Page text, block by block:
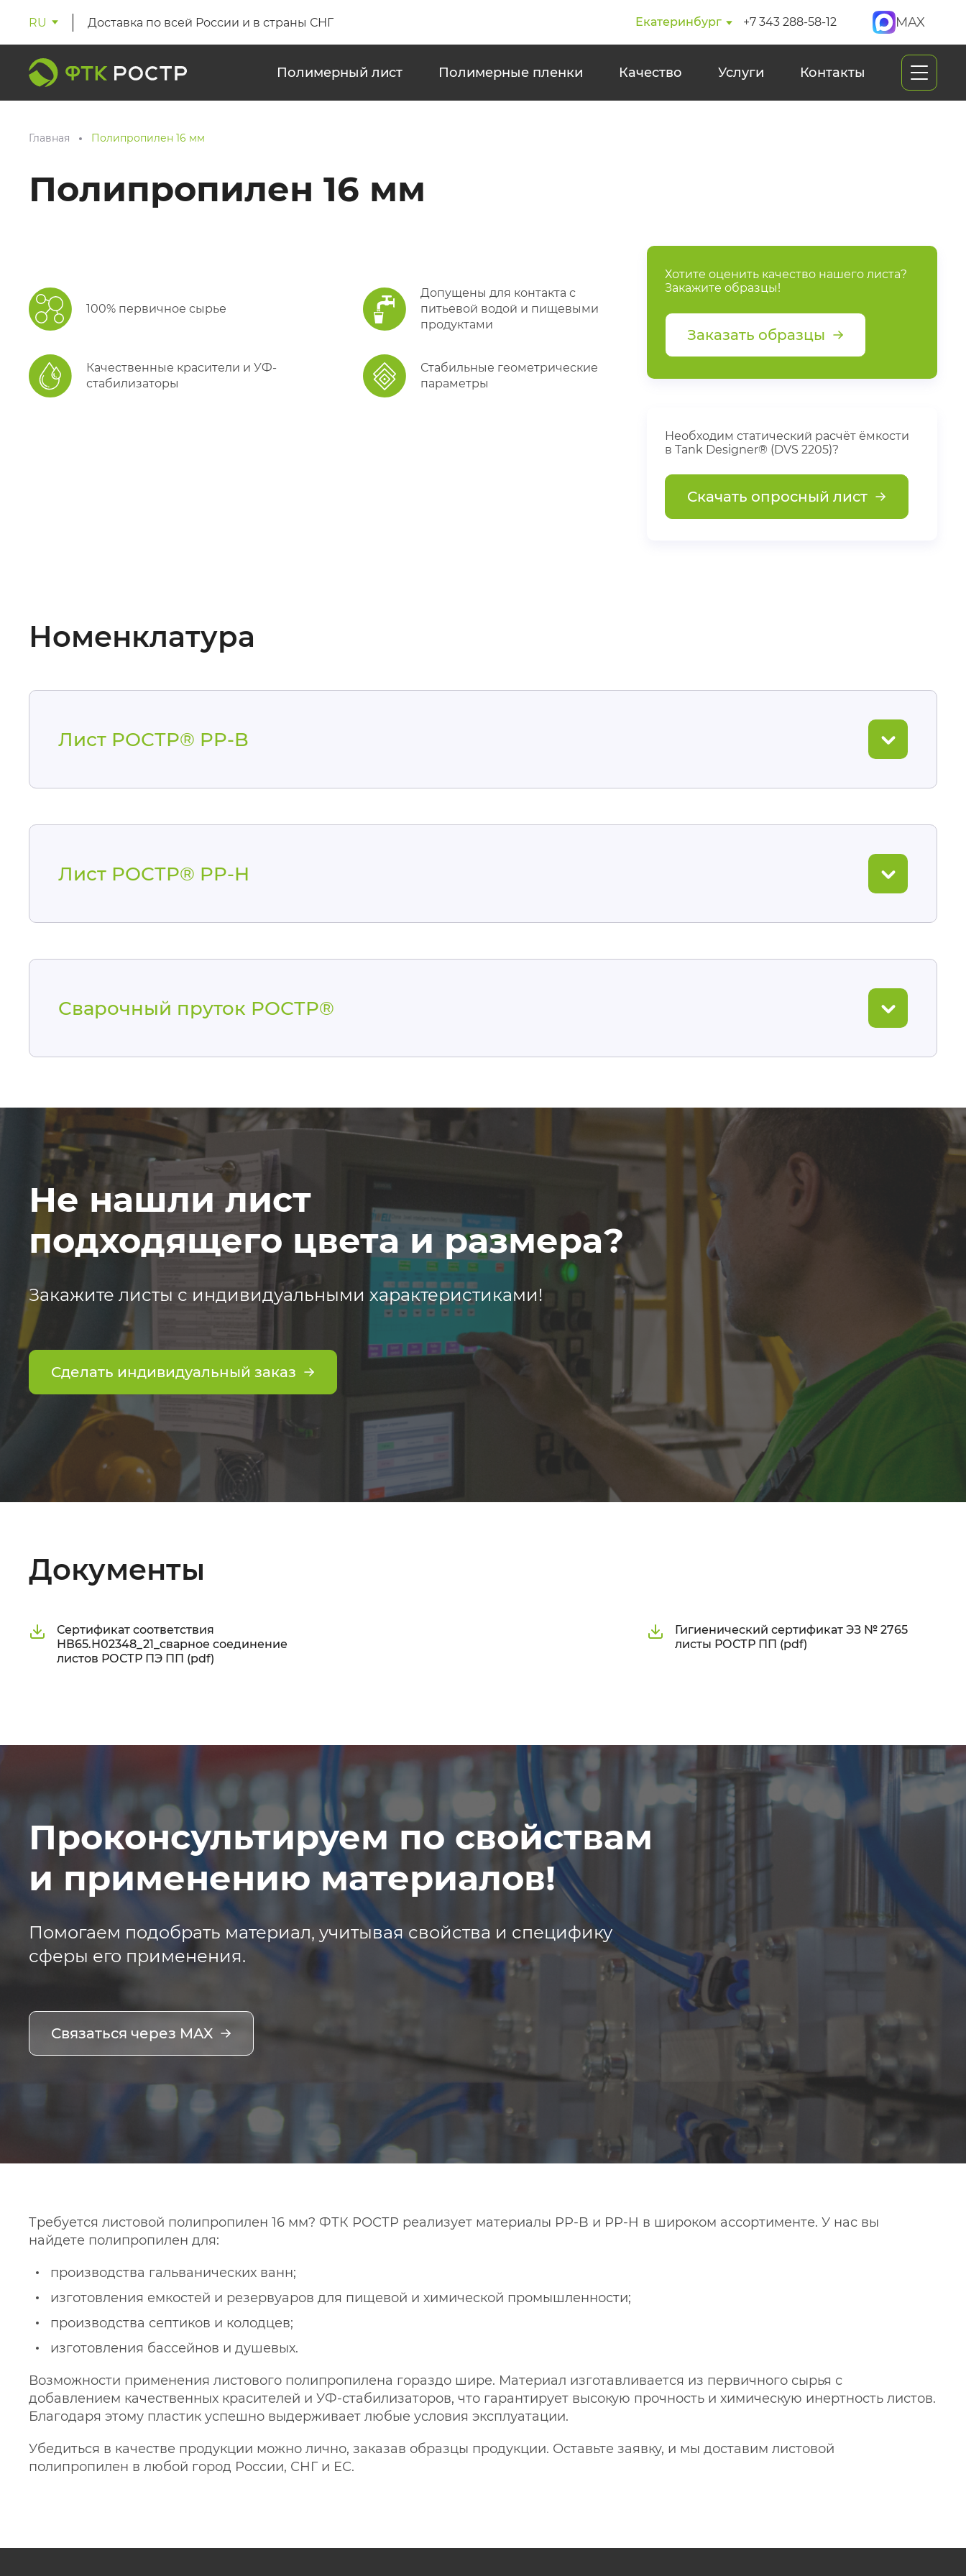
RU Доставка по всей России и в страны СНГ Екатеринбург +7 343 288-58-12 MAX
Полимерный лист Полимерные пленки Качество Услуги Контакты
Главная Полипропилен 16 мм
Полипропилен 16 мм
100% первичное сырье
Допущены для контакта с
питьевой водой и пищевыми
продуктами
Качественные красители и УФ-
стабилизаторы
Стабильные геометрические
параметры
Хотите оценить качество нашего листа?
Закажите образцы!
Заказать образцы
Необходим статический расчёт ёмкости
в Tank Designer® (DVS 2205)?
Скачать опросный лист
Номенклатура
Лист РОСТР® PP-B
Лист РОСТР® PP-H
Сварочный пруток РОСТР®
Не нашли лист
подходящего цвета и размера?
Закажите листы с индивидуальными характеристиками!
Сделать индивидуальный заказ
Документы
Сертификат соответствия
НВ65.Н02348_21_сварное соединение
листов РОСТР ПЭ ПП (pdf)
Гигиенический сертификат ЭЗ № 2765
листы РОСТР ПП (pdf)
Проконсультируем по свойствам
и применению материалов!
Помогаем подобрать материал, учитывая свойства и специфику
сферы его применения.
Связаться через MAX
Требуется листовой полипропилен 16 мм? ФТК РОСТР реализует материалы PP-B и PP-H в широком ассортименте. У нас вы
найдете полипропилен для:
производства гальванических ванн;
изготовления емкостей и резервуаров для пищевой и химической промышленности;
производства септиков и колодцев;
изготовления бассейнов и душевых.
Возможности применения листового полипропилена гораздо шире. Материал изготавливается из первичного сырья с
добавлением качественных красителей и УФ-стабилизаторов, что гарантирует высокую прочность и химическую инертность листов.
Благодаря этому пластик успешно выдерживает любые условия эксплуатации.
Убедиться в качестве продукции можно лично, заказав образцы продукции. Оставьте заявку, и мы доставим листовой
полипропилен в любой город России, СНГ и ЕС.